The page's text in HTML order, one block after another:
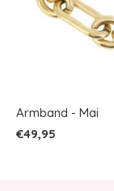
Armband - Mai
€49,95